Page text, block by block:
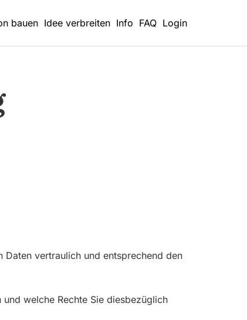
bauen Idee verbreiten Info FAQ Login
Daten vertraulich und entsprechend den
welche Rechte Sie diesbezüglich